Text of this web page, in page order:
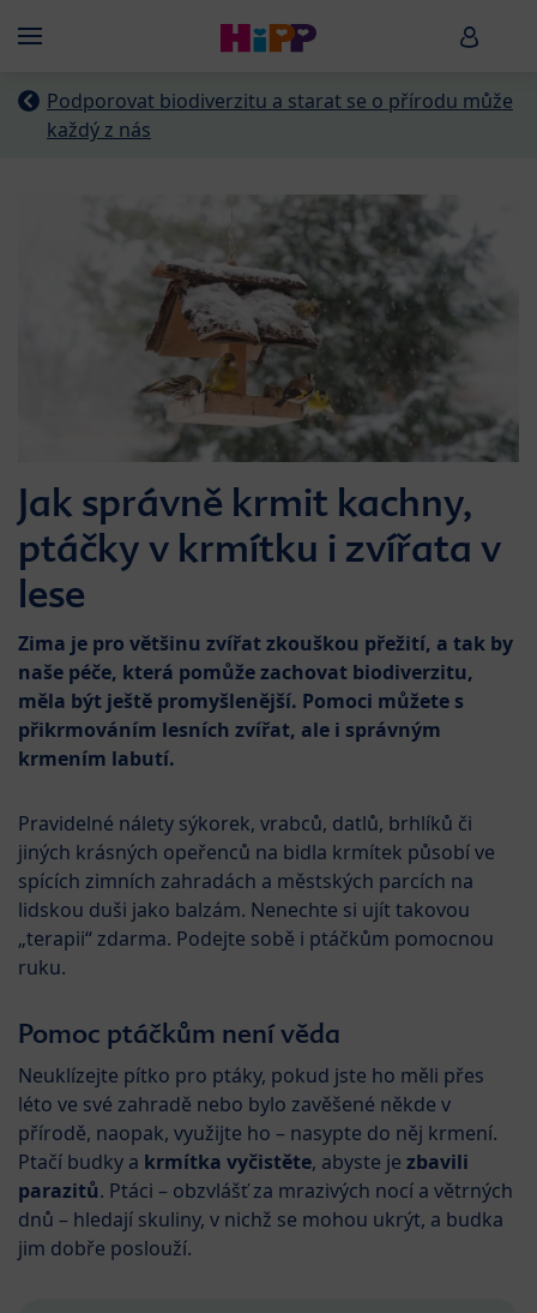
Menü HiPP
Podporovat biodiverzitu a starat se o přírodu může
každý z nás
Jak správně krmit kachny,
ptáčky v krmítku i zvířata v
lese
Zima je pro většinu zvířat zkouškou přežití, a tak by
naše péče, která pomůže zachovat biodiverzitu,
měla být ještě promyšlenější. Pomoci můžete s
přikrmováním lesních zvířat, ale i správným
krmením labutí.
Pravidelné nálety sýkorek, vrabců, datlů, brhlíků či
jiných krásných opeřenců na bidla krmítek působí ve
spících zimních zahradách a městských parcích na
lidskou duši jako balzám. Nenechte si ujít takovou
„terapii“ zdarma. Podejte sobě i ptáčkům pomocnou
ruku.
Pomoc ptáčkům není věda
Neuklízejte pítko pro ptáky, pokud jste ho měli přes
léto ve své zahradě nebo bylo zavěšené někde v
přírodě, naopak, využijte ho – nasypte do něj krmení.
Ptačí budky a krmítka vyčistěte, abyste je zbavili
parazitů. Ptáci – obzvlášť za mrazivých nocí a větrných
dnů – hledají skuliny, v nichž se mohou ukrýt, a budka
jim dobře poslouží.